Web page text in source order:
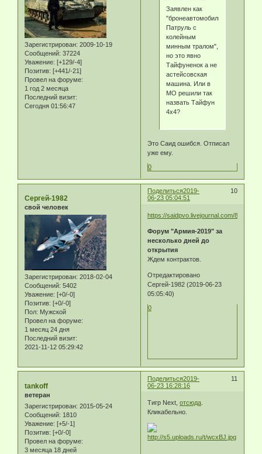
Зарегистрирован: 2009-10-19
Сообщений: 37224
Уважение: [+129/-4]
Позитив: [+441/-21]
Провел на форуме:
1 год 2 месяца
Последний визит:
Сегодня 01:56:47
Заявлен как
"бронеавтомобиль
Патруль с
колейным
минным тралом",
но это явно
Тайфуненок а не
астейсовская
машина. Или в
МО решили так
назвать Тайфун
4х4?
Это Саид ошибся. Отписал
уже ему.
0
Поделиться 10
2019-
06-23 05:04:51
Сергей-1982
свой человек
Зарегистрирован: 2018-02-04
Сообщений: 5402
Уважение: [+0/-0]
Позитив: [+0/-0]
Пол: Мужской
Провел на форуме:
1 месяц 24 дня
Последний визит:
2021-11-12 05:29:42
https://saidpvo.livejournal.com/
Форум "Армия-2019" за
несколько дней до
открытия
Ждем контрактов.
Отредактировано
Сергей-1982 (2019-06-23
05:05:40)
0
Поделиться 11
2019-
06-23 16:28:16
tankoff
ветеран
Зарегистрирован: 2015-05-24
Сообщений: 1810
Уважение: [+5/-1]
Позитив: [+0/-0]
Провел на форуме:
3 месяца 18 дней
Тигр Next,отсюда
Кликабельно.